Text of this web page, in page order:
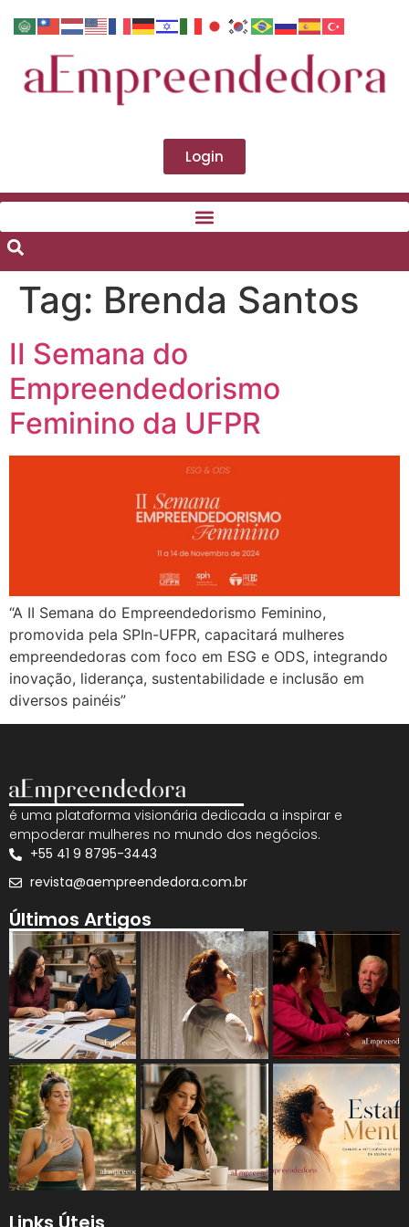
Login
Tag: Brenda Santos
II Semana do
Empreendedorismo
Feminino da UFPR
“A II Semana do Empreendedorismo Feminino,
promovida pela SPIn-UFPR, capacitará mulheres
empreendedoras com foco em ESG e ODS, integrando
inovação, liderança, sustentabilidade e inclusão em
diversos painéis”
é uma plataforma visionária dedicada a inspirar e
empoderar mulheres no mundo dos negócios.
+55 41 9 8795-3443
revista@aempreendedora.com.br
Últimos Artigos